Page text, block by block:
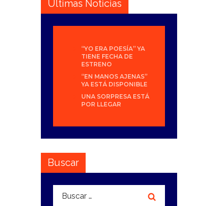
Últimas Noticias
“YO ERA POESÍA” YA
TIENE FECHA DE
ESTRENO
“EN MANOS AJENAS”
YA ESTÁ DISPONIBLE
UNA SORPRESA ESTÁ
POR LLEGAR
Buscar
Buscar: